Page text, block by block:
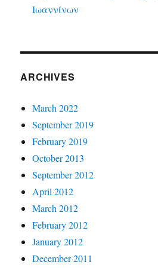
Ιωαννίνων
ARCHIVES
March 2022
September 2019
February 2019
October 2013
September 2012
April 2012
March 2012
February 2012
January 2012
December 2011